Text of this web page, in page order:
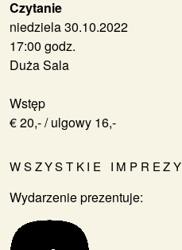
Czytanie
niedziela 30.10.2022
17:00 godz.
Duża Sala
Wstęp
€ 20,- / ulgowy 16,-
WSZYSTKIE IMPREZY
Wydarzenie prezentuje: